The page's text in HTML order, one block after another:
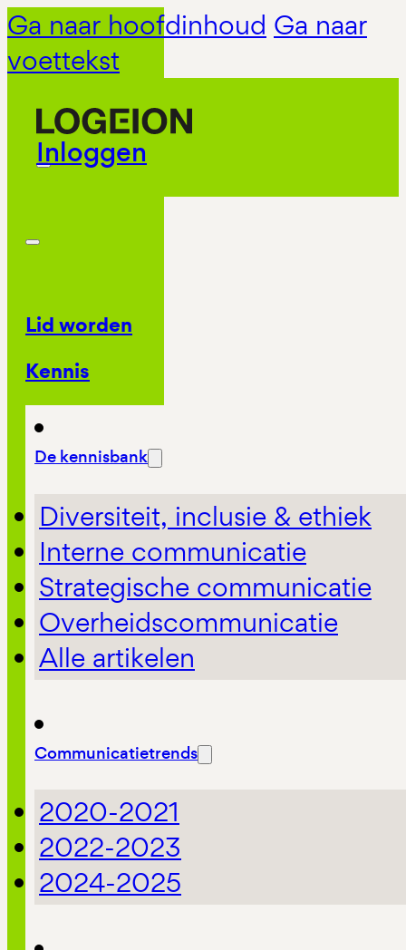
Ga naar hoofdinhoud Ga naar
voettekst
Inloggen
Lid worden
Kennis
De kennisbank
Diversiteit, inclusie & ethiek
Interne communicatie
Strategische communicatie
Overheidscommunicatie
Alle artikelen
Communicatietrends
2020-2021
2022-2023
2024-2025